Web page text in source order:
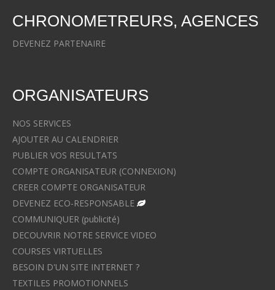
CHRONOMETREURS, AGENCES
DEVENEZ PARTENAIRE
ORGANISATEURS
NOS SERVICES
AJOUTER AU CALENDRIER
PUBLIER VOS RESULTATS
COMPTE ORGANISATEUR (CONNEXION)
CREER COMPTE ORGANISATEUR
DEVENEZ ECO-RESPONSABLE
COMMUNIQUER (publicité)
DECOUVRIR NOTRE SERVICE VIDEO
COURSES VIRTUELLES
BESOIN D'UN SITE INTERNET ?
TEXTILES PROMOTIONNELS